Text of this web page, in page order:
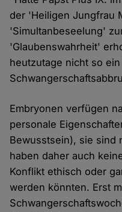
der 'Heiligen Jungfrau
'Simultanbeseelung'
'Glaubenswahrheit'
heutzutage nicht so
Embryonen verfügen
personale
Bewusstsein), sie sind
haben daher auch
Konflikt ethisch oder
werden könnten. Erst